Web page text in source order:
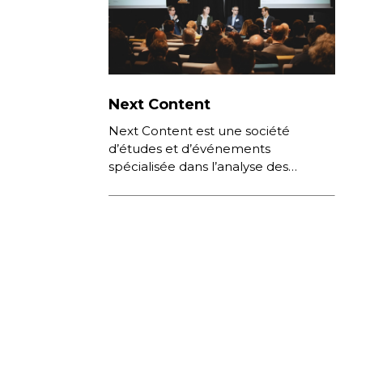
Next Content
Next Content est une société
d’études et d’événements
spécialisée dans l’analyse des